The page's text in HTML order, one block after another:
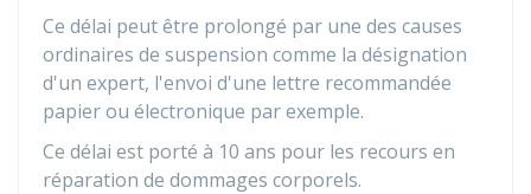
Ce délai peut être prolongé par une des causes
ordinaires de suspension comme la désignation
d'un expert, l'envoi d'une lettre recommandée
papier ou électronique par exemple.
Ce délai est porté à 10 ans pour les recours en
réparation de dommages corporels.